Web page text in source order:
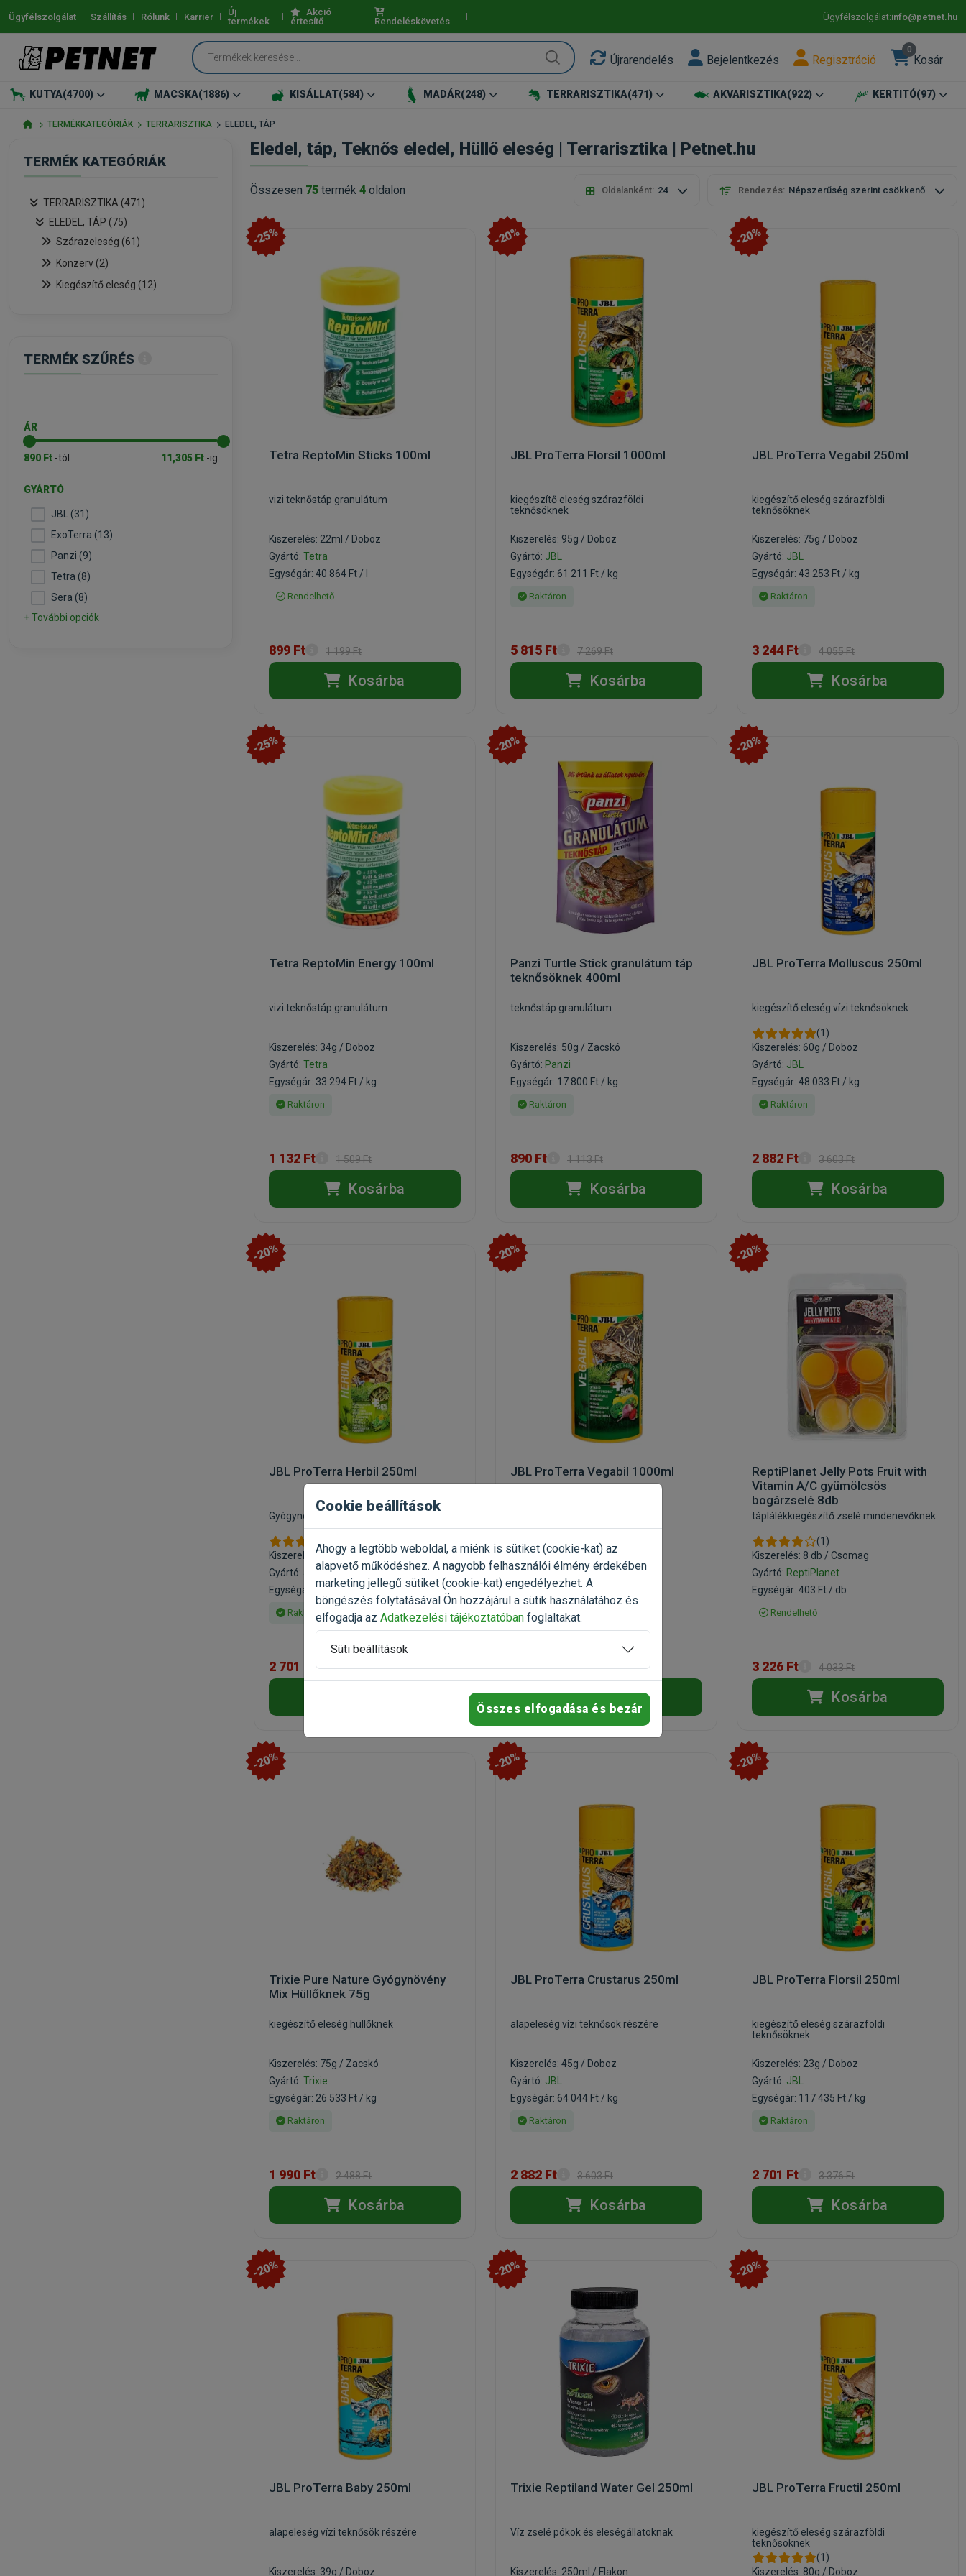
Ügyfélszolgálat Szállítás Rólunk Karrier
Új
termékek
Akció
értesítő
Rendeléskövetés Ügyfélszolgálat:info@petnet.hu
Újrarendelés Bejelentkezés Regisztráció
0
Kosár
KUTYA(4700) MACSKA(1886) KISÁLLAT(584) MADÁR(248) TERRARISZTIKA(471) AKVARISZTIKA(922) KERTITÓ(97)
TERMÉKKATEGÓRIÁK TERRARISZTIKA ELEDEL, TÁP
Eledel, táp, Teknős eledel, Hüllő eleség | Terrarisztika | Petnet.hu
Összesen 75 termék 4 oldalon Oldalanként: 24 Rendezés: Népszerűség szerint csökkenő
-25%
Tetra ReptoMin Sticks 100ml
vizi teknőstáp granulátum
Kiszerelés: 22ml / Doboz
Gyártó: Tetra
Egységár: 40 864 Ft / l
Rendelhető
899 Ft 1 199 Ft
Kosárba
-20%
JBL ProTerra Florsil 1000ml
kiegészítő eleség szárazföldi
teknősöknek
Kiszerelés: 95g / Doboz
Gyártó: JBL
Egységár: 61 211 Ft / kg
Raktáron
5 815 Ft 7 269 Ft
Kosárba
-20%
JBL ProTerra Vegabil 250ml
kiegészítő eleség szárazföldi
teknősöknek
Kiszerelés: 75g / Doboz
Gyártó: JBL
Egységár: 43 253 Ft / kg
Raktáron
3 244 Ft 4 055 Ft
Kosárba
-25%
Tetra ReptoMin Energy 100ml
vizi teknőstáp granulátum
Kiszerelés: 34g / Doboz
Gyártó: Tetra
Egységár: 33 294 Ft / kg
Raktáron
1 132 Ft 1 509 Ft
Kosárba
-20%
Panzi Turtle Stick granulátum táp
teknősöknek 400ml
teknőstáp granulátum
Kiszerelés: 50g / Zacskó
Gyártó: Panzi
Egységár: 17 800 Ft / kg
Raktáron
890 Ft 1 113 Ft
Kosárba
-20%
JBL ProTerra Molluscus 250ml
kiegészítő eleség vízi teknősöknek
(1)
Kiszerelés: 60g / Doboz
Gyártó: JBL
Egységár: 48 033 Ft / kg
Raktáron
2 882 Ft 3 603 Ft
Kosárba
-20%
JBL ProTerra Herbil 250ml
Gyógynövényes szárazföldi teknőstáp
Kiszerelés: 23g / Doboz
Gyártó:
JBL
Egységár: 117 435 Ft / kg
Raktáron
2 701 Ft 3 376 Ft
-20%
JBL ProTerra Vegabil 1000ml
teknősöknek
Kiszerelés: 320g / Doboz
Gyártó:JBL
Egységár: 20 272 Ft / kg
Raktáron
6 487 Ft 8 109 Ft
Kosárba
-20%
ReptiPlanet Jelly Pots Fruit with
Vitamin A/C gyümölcsös
bogárzselé 8db
táplálékkiegészítő zselé mindenevőknek
(1)
Kiszerelés: 8 db / Csomag
Gyártó: ReptiPlanet
Egységár: 403 Ft / db
Rendelhető
3 226 Ft 4 033 Ft
Kosárba
-20%
Trixie Pure Nature Gyógynövény
Mix Hüllőknek 75g
kiegészítő eleség hüllőknek
Kiszerelés: 75g / Zacskó
Gyártó: Trixie
Egységár: 26 533 Ft / kg
Raktáron
1 990 Ft 2 488 Ft
Kosárba
-20%
JBL ProTerra Crustarus 250ml
alapeleség vízi teknősök részére
Kiszerelés: 45g / Doboz
Gyártó: JBL
Egységár: 64 044 Ft / kg
Raktáron
2 882 Ft 3 603 Ft
Kosárba
-20%
JBL ProTerra Florsil 250ml
kiegészítő eleség szárazföldi
teknősöknek
Kiszerelés: 23g / Doboz
Gyártó: JBL
Egységár: 117 435 Ft / kg
Raktáron
2 701 Ft 3 376 Ft
Kosárba
-20%
JBL ProTerra Baby 250ml
alapeleség vízi teknősök részére
Kiszerelés: 39g / Doboz
-20%
Trixie Reptiland Water Gel 250ml
Víz zselé pókok és eleségállatoknak
Kiszerelés: 250ml / Flakon
-20%
JBL ProTerra Fructil 250ml
kiegészítő eleség szárazföldi
teknősöknek
(1)
Kiszerelés: 80g / Doboz
TERMÉK KATEGÓRIÁK
TERRARISZTIKA (471)
ELEDEL, TÁP (75)
Szárazeleség (61)
Konzerv (2)
Kiegészítő eleség (12)
TERMÉK SZŰRÉS
ÁR
890 Ft -tól 11,305 Ft -ig
GYÁRTÓ
JBL (31)
ExoTerra (13)
Panzi (9)
Tetra (8)
Sera (8)
+ További opciók
Cookie beállítások
Ahogy a legtöbb weboldal, a miénk is sütiket (cookie-kat) az
alapvető működéshez. A nagyobb felhasználói élmény érdekében
marketing jellegű sütiket (cookie-kat) engedélyezhet. A
böngészés folytatásával Ön hozzájárul a sütik használatához és
elfogadja az Adatkezelési tájékoztatóban foglaltakat.
Süti beállítások
Összes elfogadása és bezár